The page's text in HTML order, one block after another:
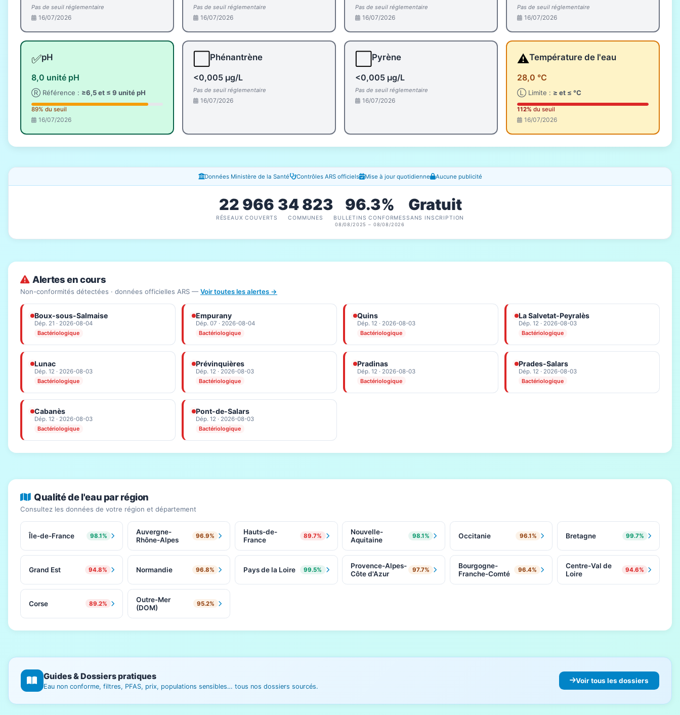
Pas de seuil réglementaire
16/07/2026
Pas de seuil réglementaire
16/07/2026
Pas de seuil réglementaire
16/07/2026
Pas de seuil réglementaire
16/07/2026
✅pH
8,0 unité pH
Ⓡ Référence : ≥6,5 et ≤ 9 unité pH
89% du seuil
16/07/2026
Phénantrène
<0,005 µg/L
Pas de seuil réglementaire
16/07/2026
Pyrène
<0,005 µg/L
Pas de seuil réglementaire
16/07/2026
⚠️Température de l'eau
28,0 °C
Ⓛ Limite : ≥ et ≤ °C
112% du seuil
16/07/2026
Fenêtres d'information Données Ministère de la Santé Contrôles ARS officiels Mise à jour quotidienne Aucune publicité
22 966
RÉSEAUX COUVERTS
34 823
COMMUNES
96.3%
BULLETINS CONFORMES
08/08/2025 – 08/08/2026
Gratuit
SANS INSCRIPTION
Alertes en cours
Non-conformités détectées · données officielles ARS — Voir toutes les alertes →
Boux-sous-Salmaise
Dép. 21 · 2026-08-04
Bactériologique
Empurany
Dép. 07 · 2026-08-04
Bactériologique
Quins
Dép. 12 · 2026-08-03
Bactériologique
La Salvetat-Peyralès
Dép. 12 · 2026-08-03
Bactériologique
Lunac
Dép. 12 · 2026-08-03
Bactériologique
Prévinquières
Dép. 12 · 2026-08-03
Bactériologique
Pradinas
Dép. 12 · 2026-08-03
Bactériologique
Prades-Salars
Dép. 12 · 2026-08-03
Bactériologique
Cabanès
Dép. 12 · 2026-08-03
Bactériologique
Pont-de-Salars
Dép. 12 · 2026-08-03
Bactériologique
Qualité de l'eau par région
Consultez les données de votre région et département
Île-de-France 98.1%
Auvergne-
Rhône-Alpes
96.9%
Hauts-de-
France
89.7%
Nouvelle-
Aquitaine
98.1% Occitanie 96.1% Bretagne 99.7%
Grand Est 94.8% Normandie 96.8% Pays de la Loire 99.5%
Provence-Alpes-
Côte d'Azur
97.7%
Bourgogne-
Franche-Comté
96.4%
Centre-Val de
Loire
94.6%
Corse 89.2%
Outre-Mer
(DOM)
95.2%
Guides & Dossiers pratiques
Eau non conforme, filtres, PFAS, prix, populations sensibles… tous nos dossiers sourcés.
Voir tous les dossiers